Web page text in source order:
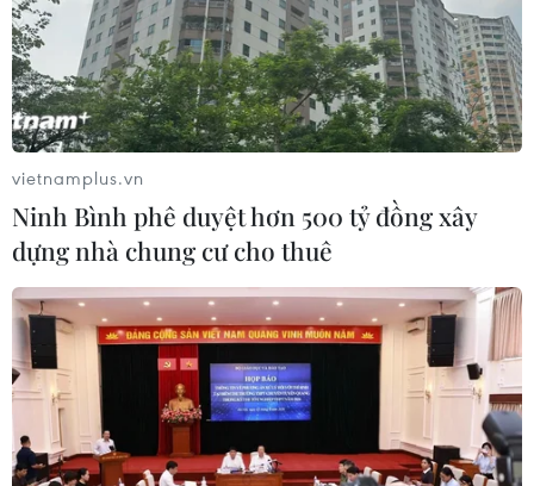
Hai pha đá luân lưu hỏng khiến Hà Lan
phải chia tay ngậm ngùi
vietnamplus.vn
Ninh Bình phê duyệt hơn 500 tỷ đồng xây
dựng nhà chung cư cho thuê